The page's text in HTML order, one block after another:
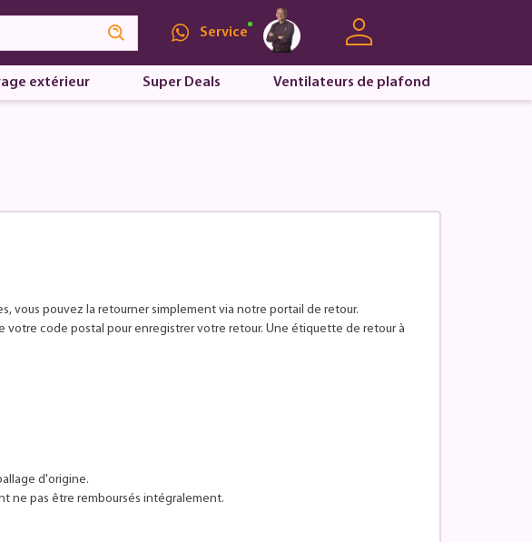
Service
extérieur Super Deals Ventilateurs de plafond
vous pouvez Ia retourner simplement via notre portail de retour.
votre code postal pour enregistrer votre retour. Une étiquette de retour à
d'origine.
ne pas être remboursés intégralement.